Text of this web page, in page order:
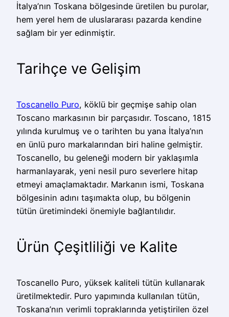
İtalya’nın Toskana bölgesinde üretilen bu purolar,
hem yerel hem de uluslararası pazarda kendine
sağlam bir yer edinmiştir.
Tarihçe ve Gelişim
Toscanello Puro, köklü bir geçmişe sahip olan
Toscano markasının bir parçasıdır. Toscano, 1815
yılında kurulmuş ve o tarihten bu yana İtalya’nın
en ünlü puro markalarından biri haline gelmiştir.
Toscanello, bu geleneği modern bir yaklaşımla
harmanlayarak, yeni nesil puro severlere hitap
etmeyi amaçlamaktadır. Markanın ismi, Toskana
bölgesinin adını taşımakta olup, bu bölgenin
tütün üretimindeki önemiyle bağlantılıdır.
Ürün Çeşitliliği ve Kalite
Toscanello Puro, yüksek kaliteli tütün kullanarak
üretilmektedir. Puro yapımında kullanılan tütün,
Toskana’nın verimli topraklarında yetiştirilen özel